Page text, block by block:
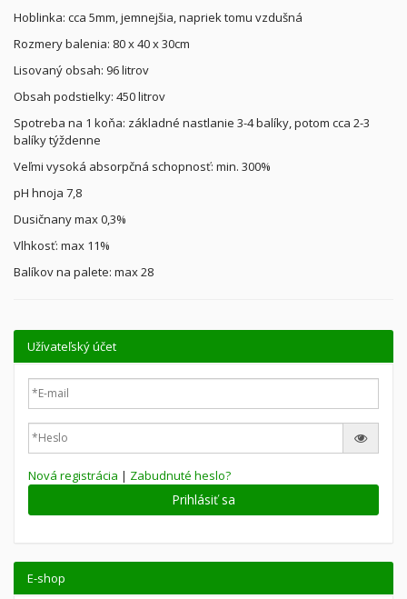
Hoblinka: cca 5mm, jemnejšia, napriek tomu vzdušná
Rozmery balenia: 80 x 40 x 30cm
Lisovaný obsah: 96 litrov
Obsah podstielky: 450 litrov
Spotreba na 1 koňa: základné nastlanie 3-4 balíky, potom cca 2-3
balíky týždenne
Veľmi vysoká absorpčná schopnosť: min. 300%
pH hnoja 7,8
Dusičnany max 0,3%
Vlhkosť: max 11%
Balíkov na palete: max 28
Užívateľský účеt
Nová registrácia | Zabudnuté heslo?
Prihlásiť sa
E-shop